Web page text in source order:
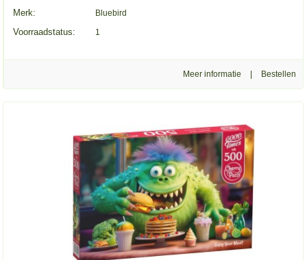
Merk: Bluebird
Voorraadstatus: 1
Meer informatie